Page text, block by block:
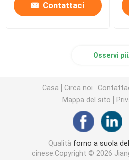
Generatore di gas azoto
Forni per l'essiccazione
Forno di trattamento
Contattaci
Osservi
Casa Circa noi
Mappa del sito
Qualità forno a suola
cinese.Copyright © 2026